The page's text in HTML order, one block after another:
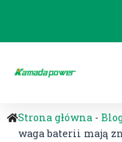
Strona główna -
waga baterii mają